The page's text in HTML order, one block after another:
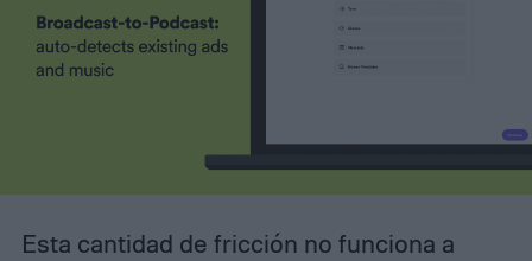
Esta cantidad de fricción no funciona a